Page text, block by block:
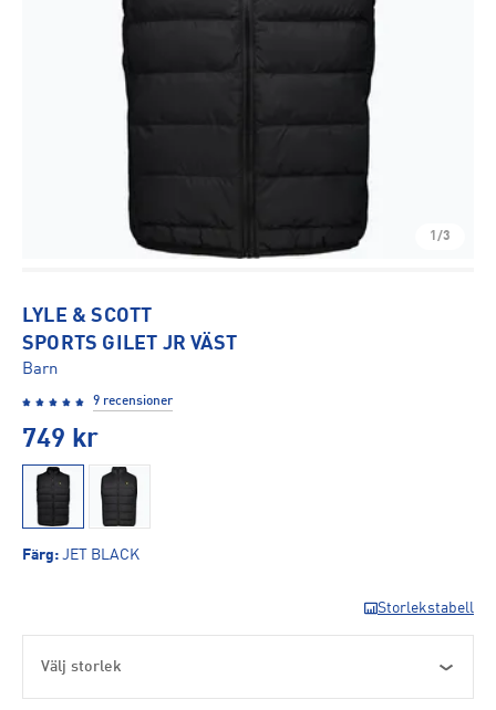
1/3
LYLE & SCOTT
SPORTS GILET JR VÄST
Barn
9 recensioner
749 kr
Färg: JET BLACK
Storlekstabell
Välj storlek